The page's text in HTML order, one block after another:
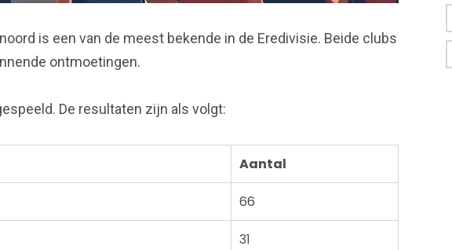
is een van de meest bekende in de Eredivisie. Beide clubs
ontmoetingen.
De resultaten zijn als volgt:
Aantal
66
31